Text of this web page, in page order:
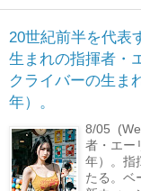
20世紀前半を代表
生まれの指揮者・
クライバーの生ま
年）。
8/05
者・エー
年）。指
たる。ベ